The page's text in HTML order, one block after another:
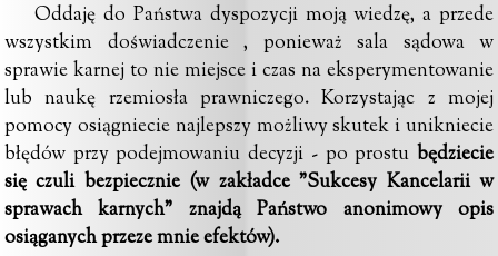
Oddaję do Państwa dyspozycji moją wiedzę, a przede
wszystkim doświadczenie , ponieważ sala sądowa w
sprawie karnej to nie miejsce i czas na eksperymentowanie
lub naukę rzemiosła prawniczego. Korzystając z mojej
pomocy osiągniecie najlepszy możliwy skutek i unikniecie
błędów przy podejmowaniu decyzji - po prostu będziecie
się czuli bezpiecznie (w zakładce"Sukcesy Kancelarii w
sprawach karnych" znajdą Państwo anonimowy opis
osiąganych przeze mnie efektów).